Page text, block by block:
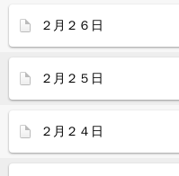
２月２６日
２月２５日
２月２４日